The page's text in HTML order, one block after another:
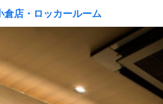
店・ロッカールーム